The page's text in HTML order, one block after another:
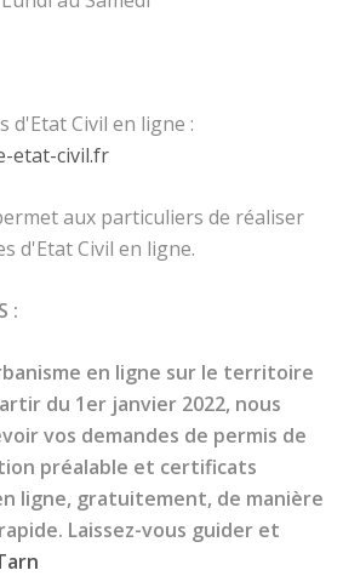
d'Etat Civil en ligne :
etat-civil.fr
aux particuliers de réaliser
d'Etat Civil en ligne.
:
en ligne sur le territoire
du 1er janvier 2022, nous
vos demandes de permis de
préalable et certificats
ligne, gratuitement, de manière
Laissez-vous guider et